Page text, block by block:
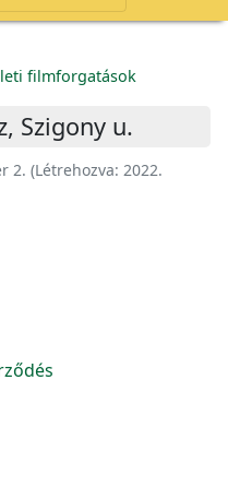
filmforgatások
Szigony u.
2. (Létrehozva: 2022.